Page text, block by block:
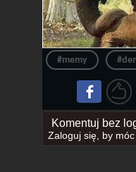
#memy
Komentuj bez
Zaloguj się, by